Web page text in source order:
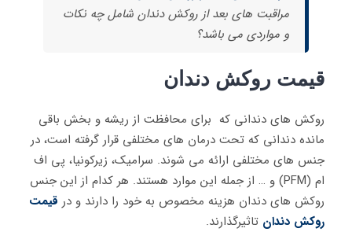
مراقبت های بعد از روکش دندان شامل چه نکات
و مواردی می باشد؟
قیمت روکش دندان
روکش‌ های دندانی که برای محافظت از ریشه و بخش باقی
مانده دندانی که تحت درمان ‌های مختلفی قرار گرفته است، در
جنس‌ های مختلفی ارائه می ‌شوند. سرامیک، زیرکونیا، پی‌ اف
‌ام (PFM) و … از جمله این موارد هستند. هر کدام از این جنس‌
روکش های دندان هزینه مخصوص به خود را دارند و در قیمت
روکش دندان تاثیرگذارند.